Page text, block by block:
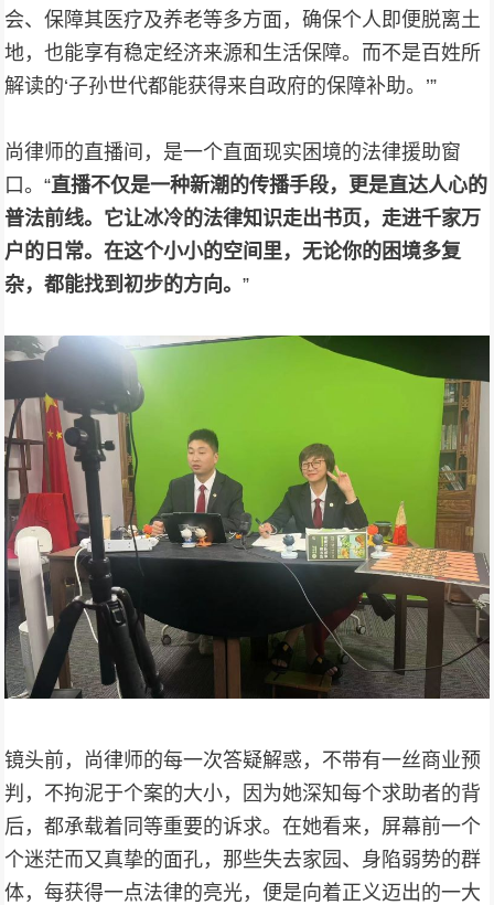
会、保障其医疗及养老等多方面，确保个人即便脱离土
地，也能享有稳定经济来源和生活保障。而不是百姓所
解读的‘子孙世代都能获得来自政府的保障补助。’”
尚律师的直播间，是一个直面现实困境的法律援助窗
口。“直播不仅是一种新潮的传播手段，更是直达人心的
普法前线。它让冰冷的法律知识走出书页，走进千家万
户的日常。在这个小小的空间里，无论你的困境多复
杂，都能找到初步的方向。”
镜头前，尚律师的每一次答疑解惑，不带有一丝商业预
判，不拘泥于个案的大小，因为她深知每个求助者的背
后，都承载着同等重要的诉求。在她看来，屏幕前一个
个迷茫而又真挚的面孔，那些失去家园、身陷弱势的群
体，每获得一点法律的亮光，便是向着正义迈出的一大